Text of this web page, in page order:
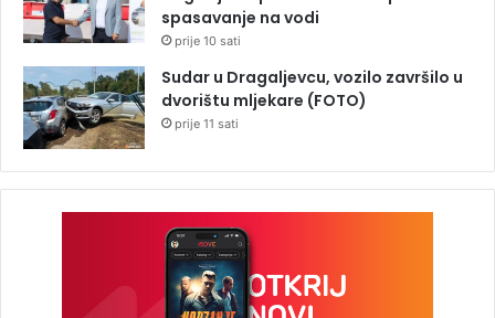
spasavanje na vodi
prije 10 sati
Sudar u Dragaljevcu, vozilo završilo u
dvorištu mljekare (FOTO)
prije 11 sati